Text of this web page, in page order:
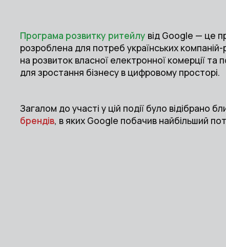
Програма розвитку ритейлу від Google — це
розроблена для потреб українських компаній-
на розвиток власної електронної комерції
для зростання бізнесу в цифровому просторі.
Загалом до участі у цій події було відібрано
брендів, в яких Google побачив найбільший